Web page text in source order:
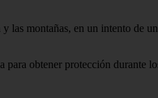
las montañas, en un intento de
obtener protección durante